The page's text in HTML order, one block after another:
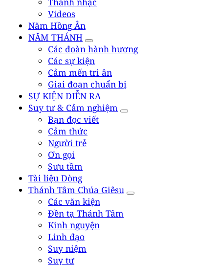
Videos
Năm Hồng Ân
NĂM THÁNH
Các đoàn hành hương
Các sự kiện
Cảm mến tri ân
Giai đoạn chuẩn bị
SỰ KIỆN DIỄN RA
Suy tư & Cảm nghiệm
Bạn đọc viết
Cảm thức
Người trẻ
Ơn gọi
Sưu tầm
Tài liệu Dòng
Thánh Tâm Chúa Giêsu
Các văn kiện
Đền tạ Thánh Tâm
Kinh nguyện
Linh đạo
Suy niệm
Suy tư